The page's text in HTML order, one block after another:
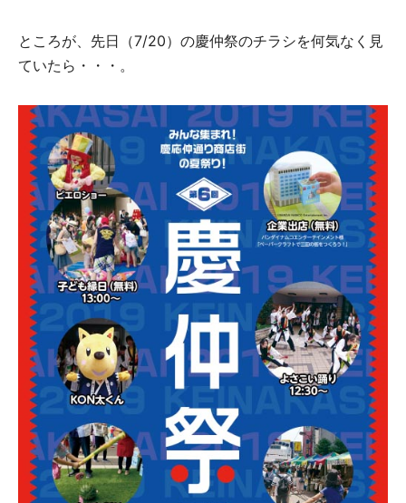
ところが、先日（7/20）の慶仲祭のチラシを何気なく見
ていたら・・・。